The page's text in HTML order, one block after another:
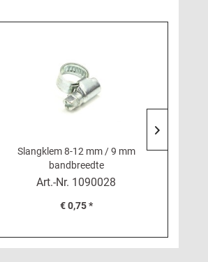
Slangklem 8-12 mm / 9 mm
bandbreedte
Art.-Nr. 1090028
€ 0,75 *